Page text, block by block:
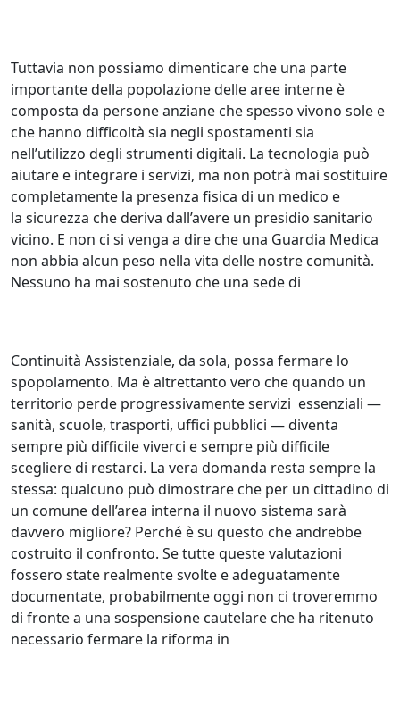
Tuttavia non possiamo dimenticare che una parte
importante della popolazione delle aree interne è
composta da persone anziane che spesso vivono sole e
che hanno difficoltà sia negli spostamenti sia
nell’utilizzo degli strumenti digitali. La tecnologia può
aiutare e integrare i servizi, ma non potrà mai sostituire
completamente la presenza fisica di un medico e
la sicurezza che deriva dall’avere un presidio sanitario
vicino. E non ci si venga a dire che una Guardia Medica
non abbia alcun peso nella vita delle nostre comunità.
Nessuno ha mai sostenuto che una sede di
Continuità Assistenziale, da sola, possa fermare lo
spopolamento. Ma è altrettanto vero che quando un
territorio perde progressivamente servizi essenziali —
sanità, scuole, trasporti, uffici pubblici — diventa
sempre più difficile viverci e sempre più difficile
scegliere di restarci. La vera domanda resta sempre la
stessa: qualcuno può dimostrare che per un cittadino di
un comune dell’area interna il nuovo sistema sarà
davvero migliore? Perché è su questo che andrebbe
costruito il confronto. Se tutte queste valutazioni
fossero state realmente svolte e adeguatamente
documentate, probabilmente oggi non ci troveremmo
di fronte a una sospensione cautelare che ha ritenuto
necessario fermare la riforma in